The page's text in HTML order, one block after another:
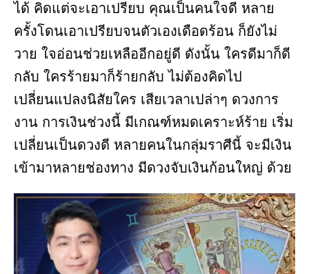
ได้ คิดแต่จะเอาเปรียบ คุณเป็นคนใจดี หลาย
ครั้งโดนเอาเปรียบจนตัวเองเดือดร้อน ก็ยังไม่
วาย ใจอ่อนช่วยเหลืออีกอยู่ดี ดังนั้น ใครดีมาก็ดี
กลับ ใครร้ายมาก็ร้ายกลับ ไม่ต้องคิดไป
เปลี่ยนแปลงนิสัยใคร เสียเวลาเปล่าๆ ดวงการ
งาน การเงินช่วงนี้ มีเกณฑ์หมดเคราะห์ร้าย เริ่ม
เปลี่ยนเป็นดวงดี หลายคนในกลุ่มราศีนี้ จะมีเงิน
เข้ามาหลายช่องทาง มีดวงจับเงินก้อนใหญ่ ด้วย